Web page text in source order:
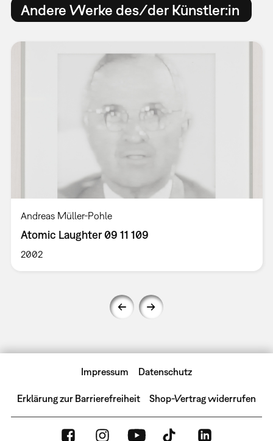
Andere Werke des/der Künstler:in
Andreas Müller-Pohle
Atomic Laughter 09 11 109
2002
Impressum Datenschutz
Erklärung zur Barrierefreiheit Shop-Vertrag widerrufen